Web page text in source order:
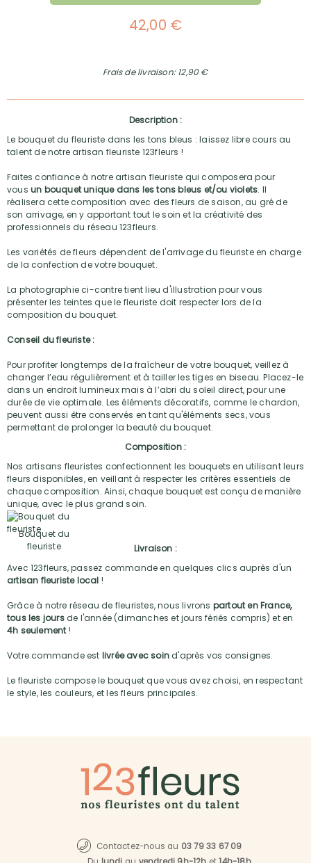
42,00 €
Frais de livraison: 12,90 €
Description :
Le bouquet du fleuriste dans les tons bleus : laissez libre cours au
talent de notre artisan fleuriste 123fleurs !
Faites confiance à notre artisan fleuriste qui composera pour
vous un bouquet unique dans les tons bleus et/ou violets. Il
réalisera cette composition avec des fleurs de saison, au gré de
son arrivage, en y apportant tout le soin et la créativité des
professionnels du réseau 123fleurs.
Les variétés de fleurs dépendent de l'arrivage du fleuriste en charge
de la confection de votre bouquet.
La photographie ci-contre tient lieu d'illustration pour vous
présenter les teintes que le fleuriste doit respecter lors de la
composition du bouquet.
Conseil du fleuriste :
Pour profiter longtemps de la fraîcheur de votre bouquet, veillez à
changer l’eau régulièrement et à tailler les tiges en biseau. Placez-le
dans un endroit lumineux mais à l’abri du soleil direct, pour une
durée de vie optimale. Les éléments décoratifs, comme le chardon,
peuvent aussi être conservés en tant qu'éléments secs, vous
permettant de prolonger la beauté du bouquet.
Composition :
Nos artisans fleuristes confectionnent les bouquets en utilisant leurs
fleurs disponibles, en veillant à respecter les critères essentiels de
chaque composition. Ainsi, chaque bouquet est conçu de manière
unique, avec le plus grand soin.
Bouquet du
fleuriste
Livraison :
Avec 123fleurs, passez commande en quelques clics auprès d'un
artisan fleuriste local !
Grâce à notre réseau de fleuristes, nous livrons partout en France,
tous les joursde l'année (dimanches et jours fériés compris) et en
4h seulement!
Votre commande est livrée avec soind'après vos consignes.
Le fleuriste compose le bouquet que vous avez choisi, en respectant
le style, les couleurs, et les fleurs principales.
Contactez-nous au 03 79 33 67 09